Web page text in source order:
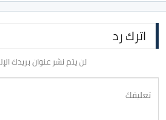
اترك رد
لن يتم نشر عنوان بريدك